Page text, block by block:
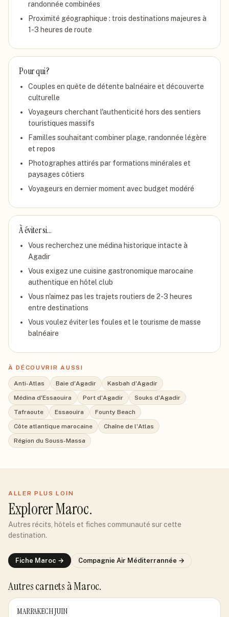
randonnée combinées
Proximité géographique : trois destinations majeures à
1-3 heures de route
Pour qui ?
Couples en quête de détente balnéaire et découverte
culturelle
Voyageurs cherchant l'authenticité hors des sentiers
touristiques massifs
Familles souhaitant combiner plage, randonnée légère
et repos
Photographes attirés par formations minérales et
paysages côtiers
Voyageurs en dernier moment avec budget modéré
À éviter si…
Vous recherchez une médina historique intacte à
Agadir
Vous exigez une cuisine gastronomique marocaine
authentique en hôtel club
Vous n'aimez pas les trajets routiers de 2-3 heures
entre destinations
Vous voulez éviter les foules et le tourisme de masse
balnéaire
À DÉCOUVRIR AUSSI
Anti-Atlas Baie d'Agadir
Kasbah d'Agadir
Médina d'Essaouira
Port d'Agadir
Souks d'Agadir
Tafraoute
Essaouira
Founty Beach
Côte atlantique marocaine
Chaîne de l'Atlas
Région du Souss-Massa
ALLER PLUS LOIN
ExplorerMaroc.
Autres récits, hôtels et fiches communauté sur cette
destination.
Fiche Maroc → Compagnie Air Méditerrannée →
Autres carnets à Maroc.
MARRAKECH JUIN